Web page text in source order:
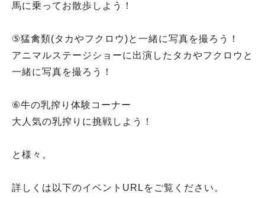
馬に乗ってお散歩しよう！
⑤猛禽類(タカやフクロウ)と一緒に写真を撮ろう！
アニマルステージショーに出演したタカやフクロウと
一緒に写真を撮ろう！
⑥牛の乳搾り体験コーナー
大人気の乳搾りに挑戦しよう！
と様々。
詳しくは以下のイベントURLをご覧ください。